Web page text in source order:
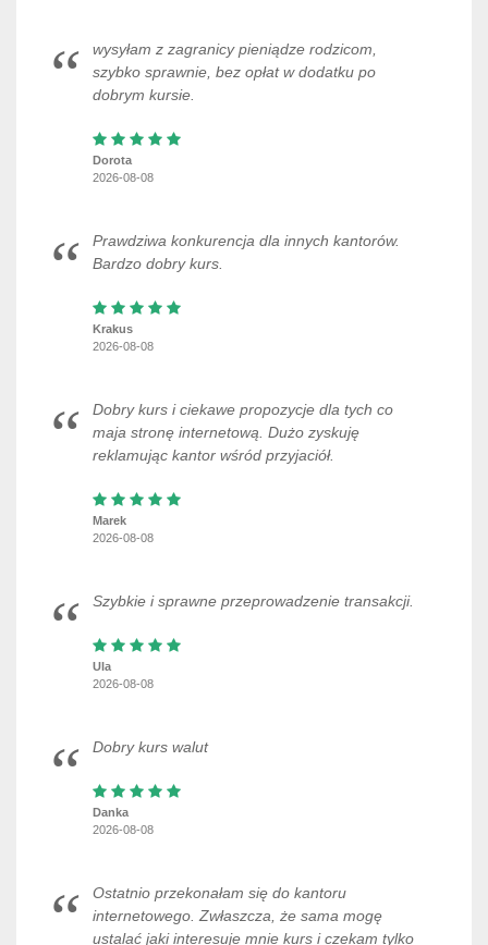
wysyłam z zagranicy pieniądze rodzicom,
szybko sprawnie, bez opłat w dodatku po
dobrym kursie.
Dorota
2026-08-08
Prawdziwa konkurencja dla innych kantorów.
Bardzo dobry kurs.
Krakus
2026-08-08
Dobry kurs i ciekawe propozycje dla tych co
maja stronę internetową. Dużo zyskuję
reklamując kantor wśród przyjaciół.
Marek
2026-08-08
Szybkie i sprawne przeprowadzenie transakcji.
Ula
2026-08-08
Dobry kurs walut
Danka
2026-08-08
Ostatnio przekonałam się do kantoru
internetowego. Zwłaszcza, że sama mogę
ustalać jaki interesuje mnie kurs i czekam tylko